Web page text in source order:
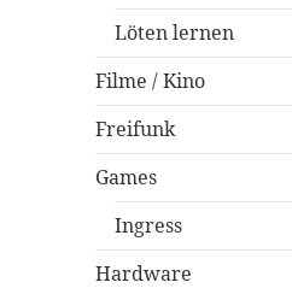
Löten lernen
Filme / Kino
Freifunk
Games
Ingress
Hardware